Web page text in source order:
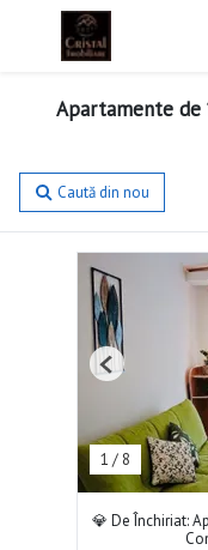
Apartamente de
Caută din nou
1 / 8
Previous
💎 De Închiriat: